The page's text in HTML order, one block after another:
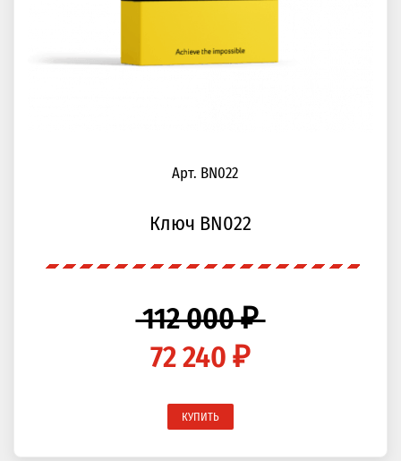
Арт. BN022
Ключ BN022
112 000 ₽
72 240 ₽
КУПИТЬ